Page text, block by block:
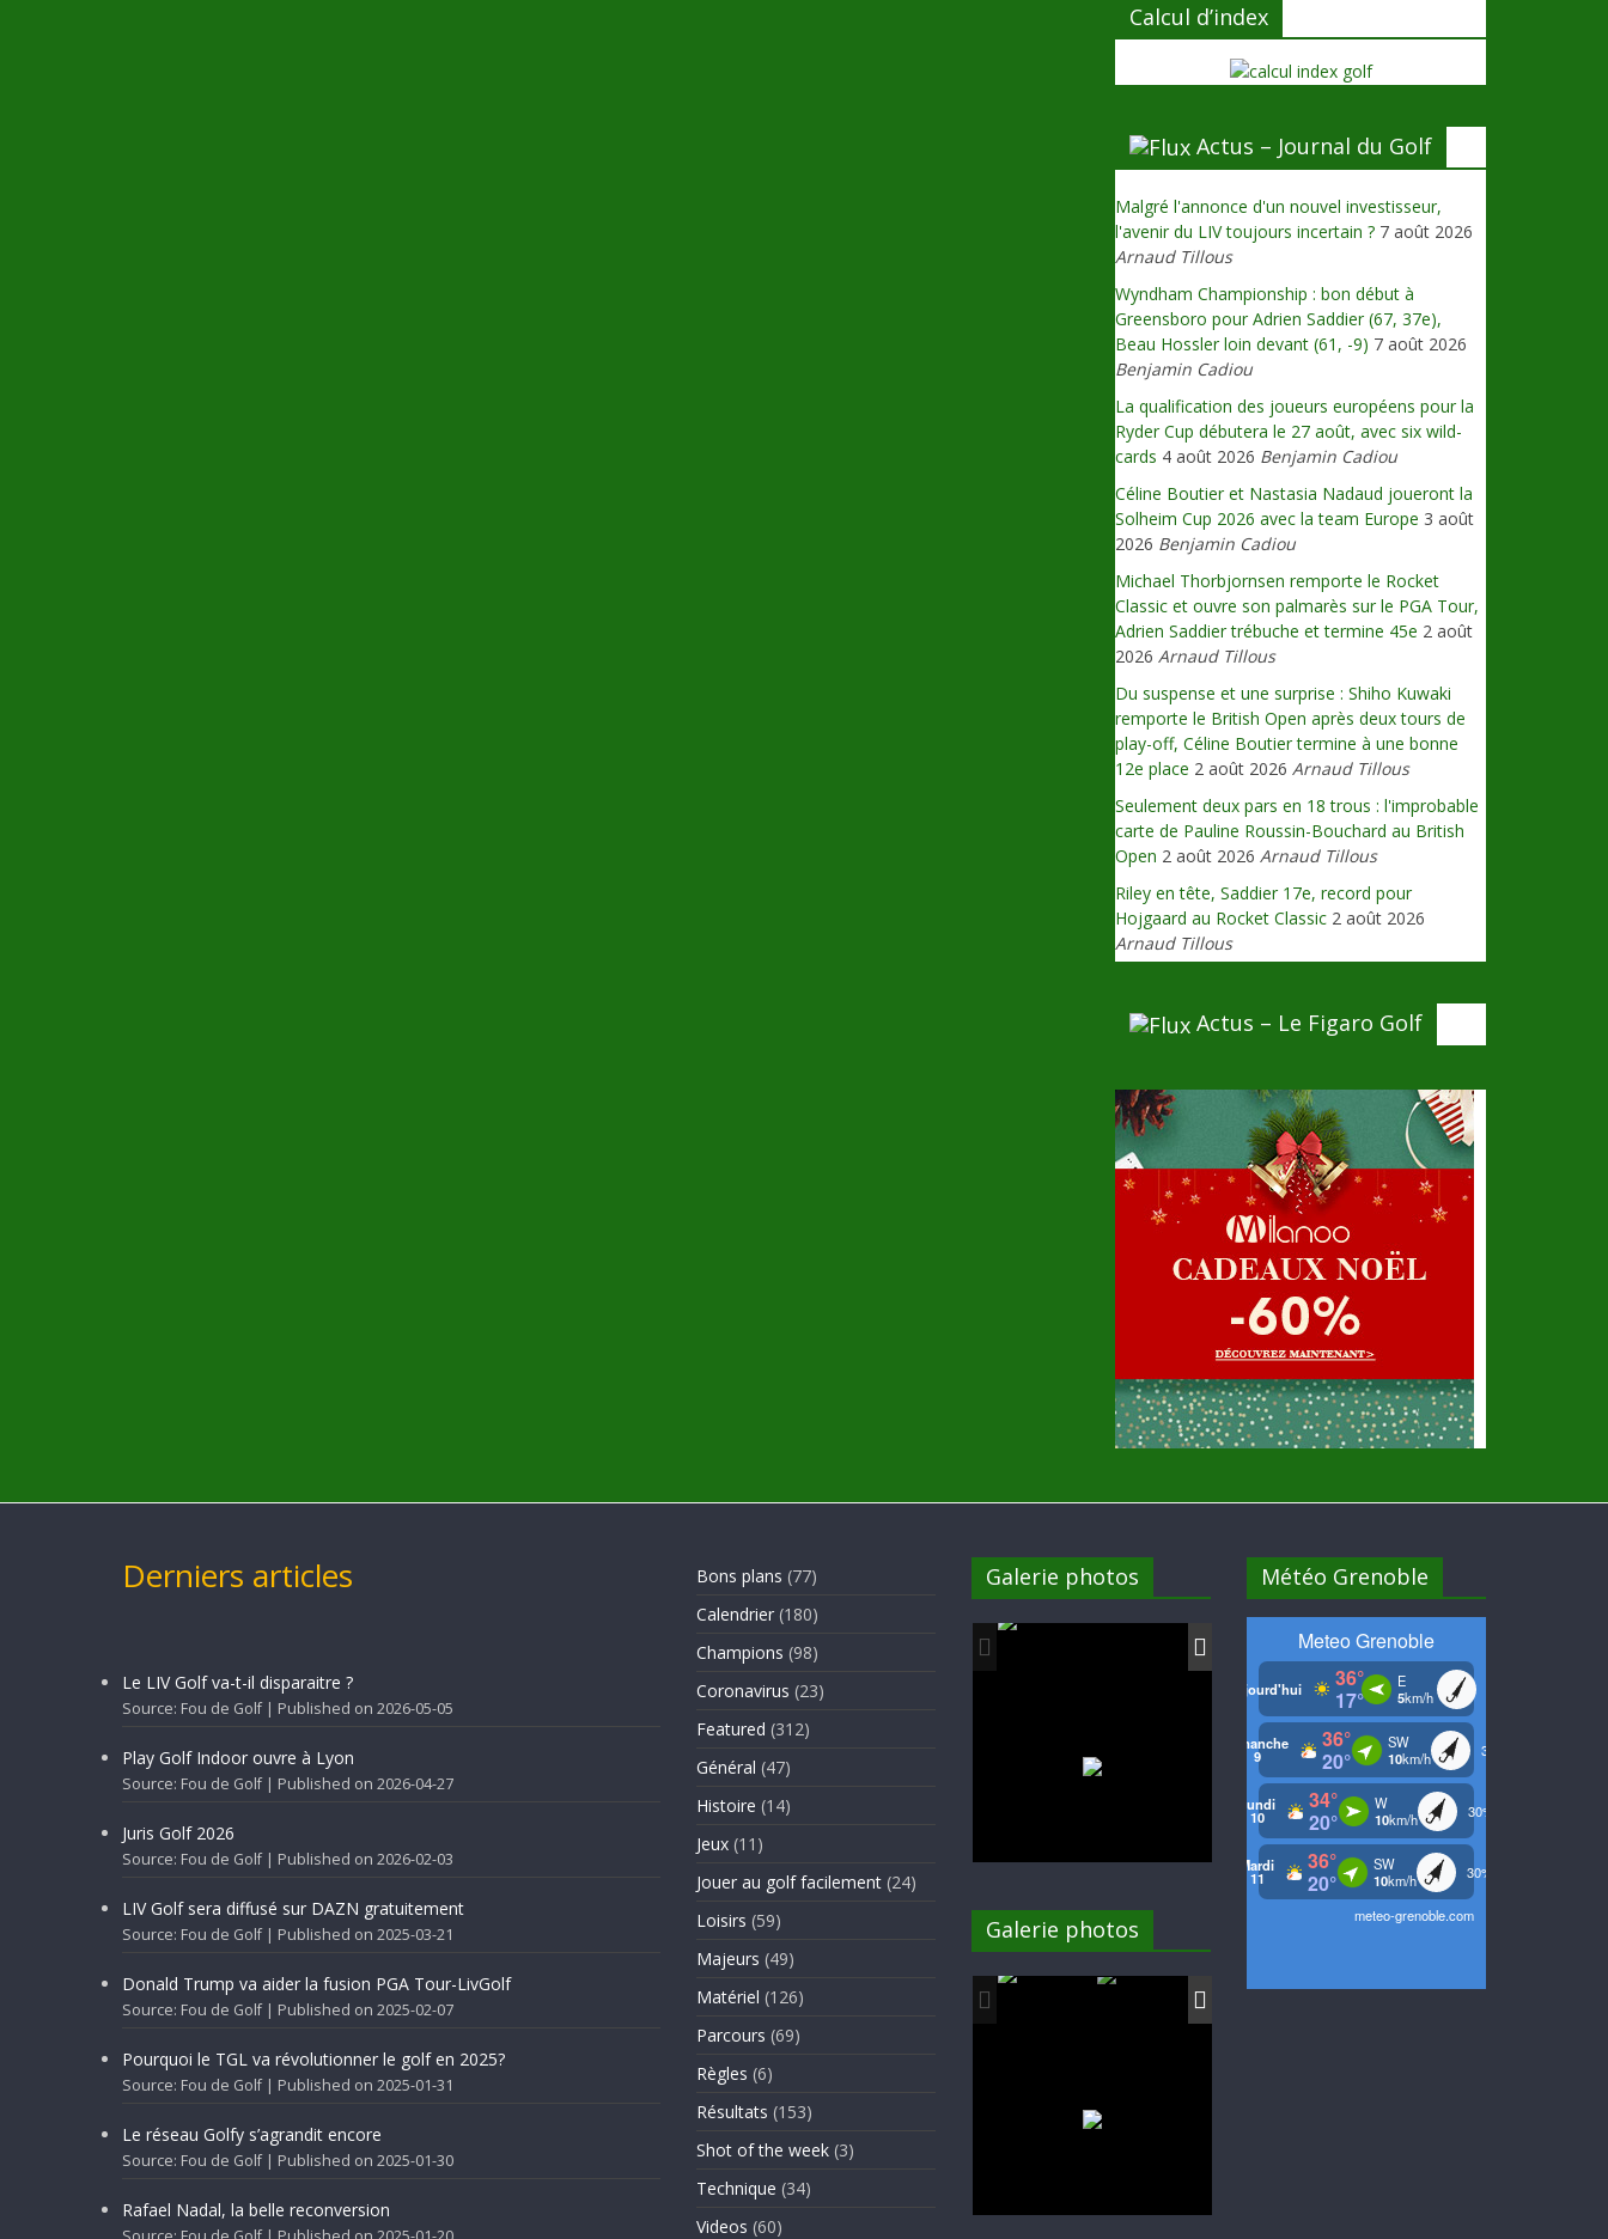
Calcul d’index
Actus – Journal du Golf
Malgré l'annonce d'un nouvel investisseur,
l'avenir du LIV toujours incertain ? 7 août 2026
Arnaud Tillous
Wyndham Championship : bon début à
Greensboro pour Adrien Saddier (67, 37e),
Beau Hossler loin devant (61, -9) 7 août 2026
Benjamin Cadiou
La qualification des joueurs européens pour la
Ryder Cup débutera le 27 août, avec six wild-
cards 4 août 2026 Benjamin Cadiou
Céline Boutier et Nastasia Nadaud joueront la
Solheim Cup 2026 avec la team Europe 3 août
2026 Benjamin Cadiou
Michael Thorbjornsen remporte le Rocket
Classic et ouvre son palmarès sur le PGA Tour,
Adrien Saddier trébuche et termine 45e 2 août
2026 Arnaud Tillous
Du suspense et une surprise : Shiho Kuwaki
remporte le British Open après deux tours de
play-off, Céline Boutier termine à une bonne
12e place 2 août 2026 Arnaud Tillous
Seulement deux pars en 18 trous : l'improbable
carte de Pauline Roussin-Bouchard au British
Open 2 août 2026 Arnaud Tillous
Riley en tête, Saddier 17e, record pour
Hojgaard au Rocket Classic 2 août 2026
Arnaud Tillous
Actus – Le Figaro Golf
Derniers articles
Le LIV Golf va-t-il disparaitre ?
Source: Fou de Golf Published on 2026-05-05
Play Golf Indoor ouvre à Lyon
Source: Fou de Golf Published on 2026-04-27
Juris Golf 2026
Source: Fou de Golf Published on 2026-02-03
LIV Golf sera diffusé sur DAZN gratuitement
Source: Fou de Golf Published on 2025-03-21
Donald Trump va aider la fusion PGA Tour-LivGolf
Source: Fou de Golf Published on 2025-02-07
Pourquoi le TGL va révolutionner le golf en 2025?
Source: Fou de Golf Published on 2025-01-31
Le réseau Golfy s’agrandit encore
Source: Fou de Golf Published on 2025-01-30
Rafael Nadal, la belle reconversion
Bons plans (77)
Calendrier (180)
Champions (98)
Coronavirus (23)
Featured (312)
Général (47)
Histoire (14)
Jeux (11)
Jouer au golf facilement (24)
Loisirs (59)
Majeurs (49)
Matériel (126)
Parcours (69)
Règles (6)
Résultats (153)
Shot of the week (3)
Technique (34)
Videos (60)
Galerie photos
Galerie photos
Météo Grenoble